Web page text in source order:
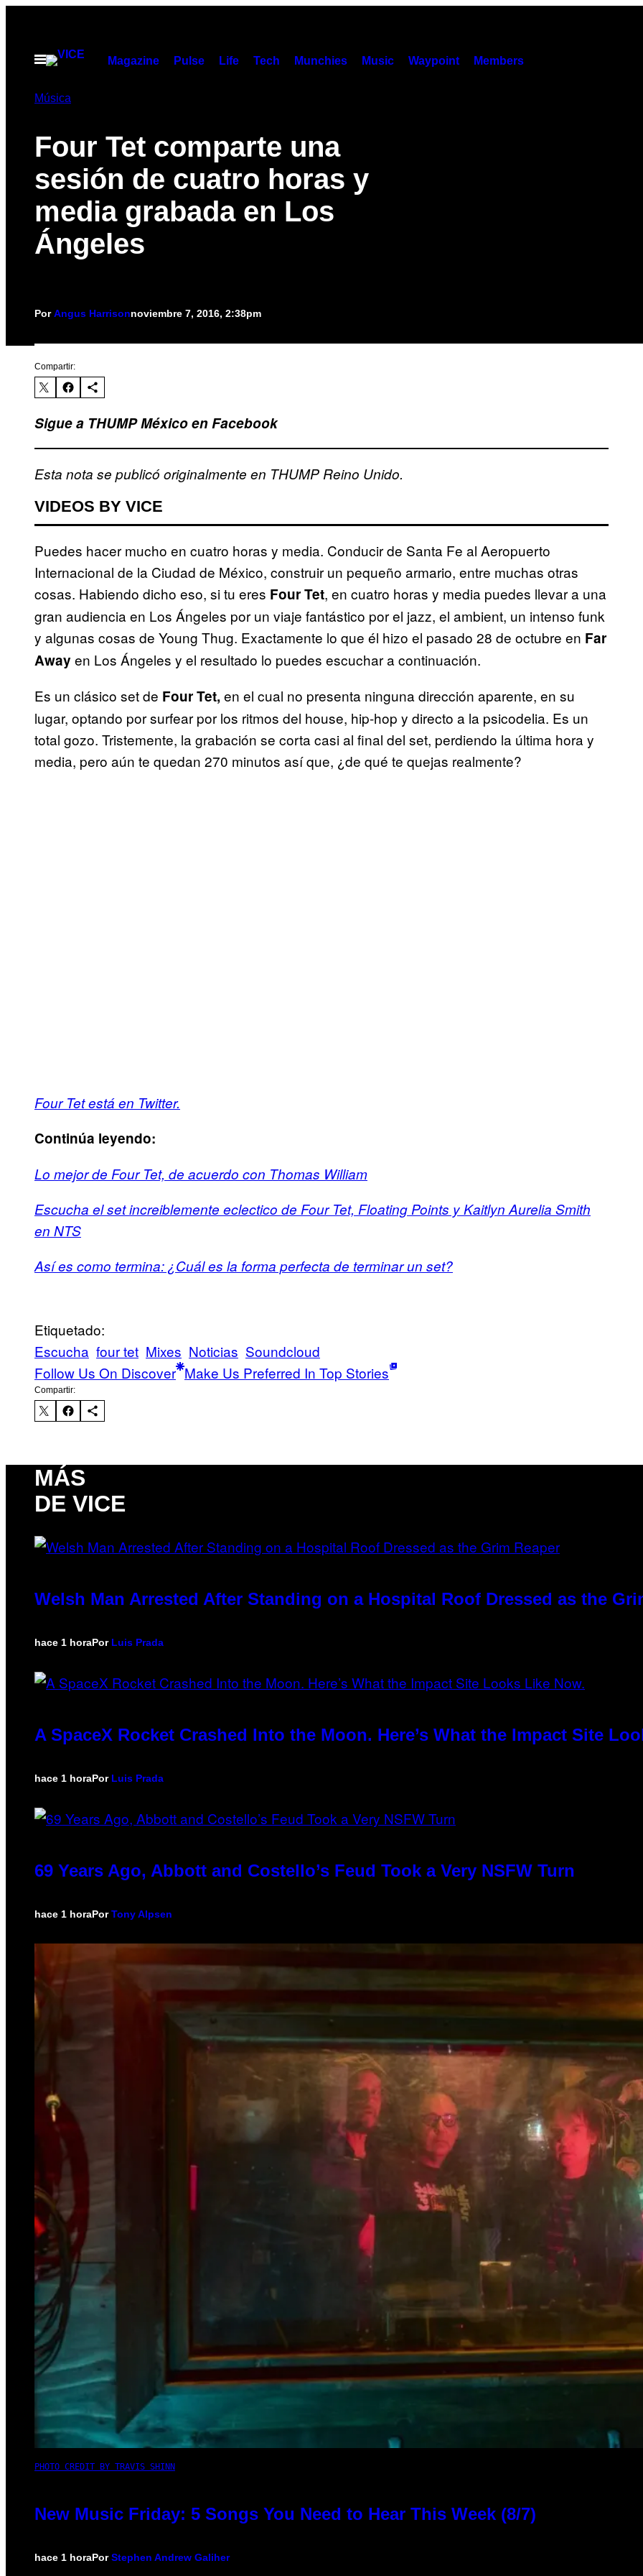
contenido
Abrir
Magazine Pulse Life Tech Munchies Music Waypoint Members
Música
Four Tet comparte una
sesión de cuatro horas y
media grabada en Los
Ángeles
PorAngus Harrisonnoviembre 7, 2016, 2:38pm
Compartir:
Sigue a THUMP México en Facebook
Esta nota se publicó originalmente en THUMP Reino Unido.
VIDEOS BY VICE
Puedes hacer mucho en cuatro horas y media. Conducir de Santa Fe al Aeropuerto
Internacional de la Ciudad de México, construir un pequeño armario, entre muchas otras
cosas. Habiendo dicho eso, si tu eres Four Tet, en cuatro horas y media puedes llevar a una
gran audiencia en Los Ángeles por un viaje fantástico por el jazz, el ambient, un intenso funk
y algunas cosas de Young Thug. Exactamente lo que él hizo el pasado 28 de octubre en Far
Away en Los Ángeles y el resultado lo puedes escuchar a continuación.
Es un clásico set de Four Tet, en el cual no presenta ninguna dirección aparente, en su
lugar, optando por surfear por los ritmos del house, hip-hop y directo a la psicodelia. Es un
total gozo. Tristemente, la grabación se corta casi al final del set, perdiendo la última hora y
media, pero aún te quedan 270 minutos así que, ¿de qué te quejas realmente?
Four Tet está en Twitter.
Continúa leyendo:
Lo mejor de Four Tet, de acuerdo con Thomas William
Escucha el set increiblemente eclectico de Four Tet, Floating Points y Kaitlyn Aurelia Smith
en NTS
Así es como termina: ¿Cuál es la forma perfecta de terminar un set?
Etiquetado:
Escucha four tet Mixes Noticias Soundcloud
Follow Us On Discover Make Us Preferred In Top Stories
Compartir:
MÁS
DE VICE
Welsh Man Arrested After Standing on a Hospital Roof Dressed as the
hace 1 horaPor Luis Prada
A SpaceX Rocket Crashed Into the Moon. Here’s What the Impact Site
hace 1 horaPor Luis Prada
69 Years Ago, Abbott and Costello’s Feud Took a Very NSFW Turn
hace 1 horaPorTony Alpsen
PHOTO CREDIT BY TRAVIS SHINN
New Music Friday: 5 Songs You Need to Hear This Week (8/7)
hace 1 horaPorStephen Andrew Galiher